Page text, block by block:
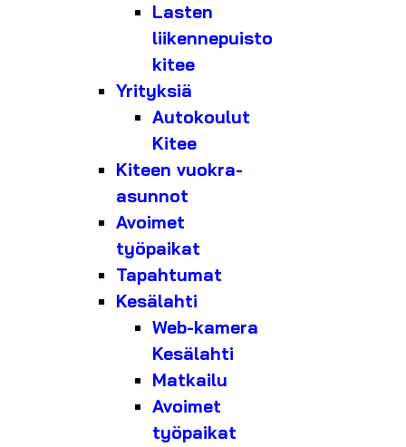
Lasten
liikennepuisto
kitee
Yrityksiä
Autokoulut
Kitee
Kiteen vuokra-
asunnot
Avoimet
työpaikat
Tapahtumat
Kesälahti
Web-kamera
Kesälahti
Matkailu
Avoimet
työpaikat